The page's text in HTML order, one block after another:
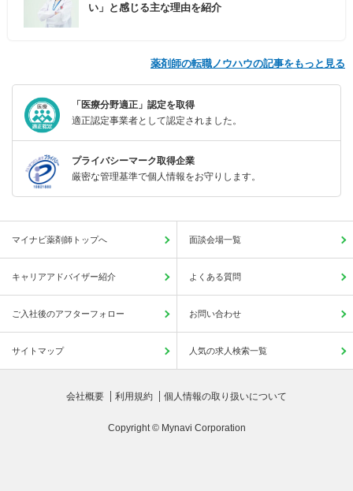
い」と感じる主な理由を紹介
薬剤師の転職ノウハウの記事をもっと見る
「医療分野適正」認定を取得
適正認定事業者として認定されました。
プライバシーマーク取得企業
厳密な管理基準で個人情報をお守りします。
マイナビ薬剤師トップへ 面談会場一覧
キャリアアドバイザー紹介 よくある質問
ご入社後のアフターフォロー お問い合わせ
サイトマップ 人気の求人検索一覧
会社概要 利用規約 個人情報の取り扱いについて
Copyright © Mynavi Corporation